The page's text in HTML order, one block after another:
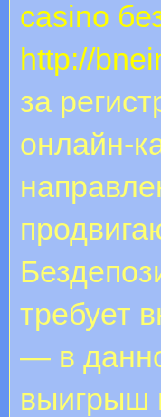
casino
http://
за
онлайн-
требует
— в
выигрыш